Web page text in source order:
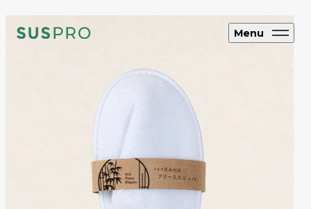
Menu
SUS CYCLE
オリジナルエコグッズ制作 ブランド・企業向け